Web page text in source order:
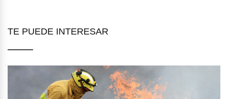
TE PUEDE INTERESAR